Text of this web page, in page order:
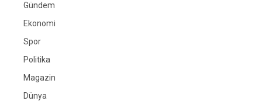
Gündem
Ekonomi
Spor
Politika
Magazin
Dünya